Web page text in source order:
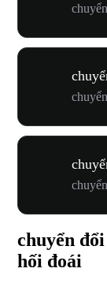
chuyển
hối đoái